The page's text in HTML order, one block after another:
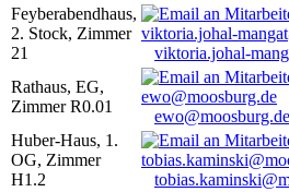
Feyberabendhaus,
2. Stock, Zimmer
21
viktoria.johal-
Rathaus, EG,
Zimmer R0.01
ewo@moosburg.de
Huber-Haus, 1.
OG, Zimmer
H1.2